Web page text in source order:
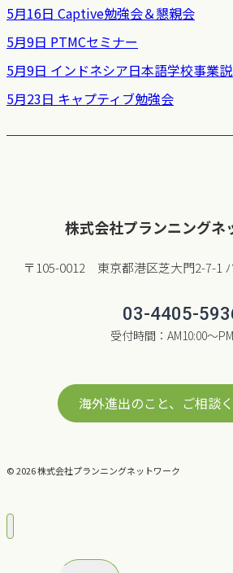
5月16日 Captive勉強会＆懇親会
5月9日 PTMCセミナー
5月9日 インドネシア日本語学校事業
5月23日 キャプティブ勉強会
株式会社プランニングネ
〒105-0012 東京都港区芝大門2-7-1
03-4405-
受付時間：AM10:00〜
海外進出のこと、ご相談
© 2026 株式会社プランニングネットワーク